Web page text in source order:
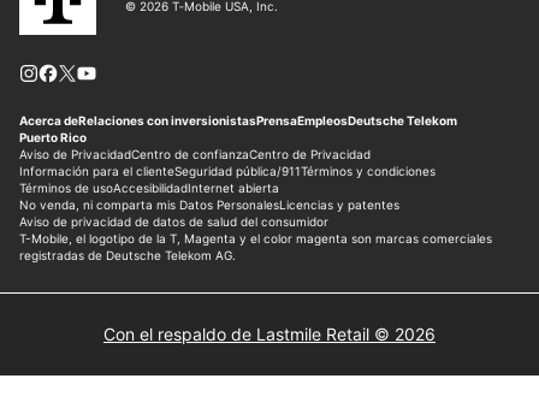
Con el respaldo de Lastmile Retail © 2026